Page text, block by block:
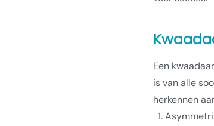
Een
is van alle
herkennen